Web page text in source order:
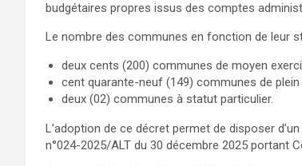
budgétaires propres issus des comptes
Le nombre des communes en fonction de leur
deux cents (200) communes de moyen
cent quarante-neuf (149) communes de plein
deux (02) communes à statut particulier.
L’adoption de ce décret permet de disposer
n°024-2025/ALT du 30 décembre 2025 portant